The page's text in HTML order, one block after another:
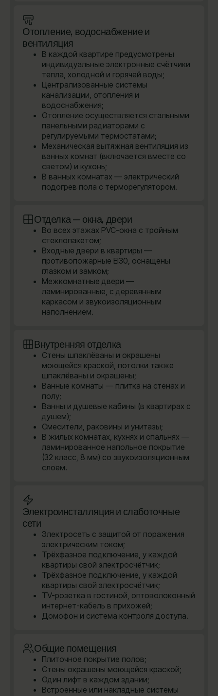
Отопление, водоснабжение и
вентиляция
В каждой квартире предусмотрены
индивидуальные электронные счётчики
тепла, холодной и горячей воды;
Централизованные системы
канализации, отопления и
водоснабжения;
Отопление осуществляется стальными
панельными радиаторами с
регулируемыми термостатами;
Механическая вытяжная вентиляция из
ванных комнат (включается вместе со
светом) и кухонь;
В ванных комнатах — электрический
подогрев пола с терморегулятором.
Отделка — окна, двери
Во всех этажах PVC-окна с тройным
стеклопакетом;
Входные двери в квартиры —
противопожарные EI30, оснащены
глазком и замком;
Межкомнатные двери —
ламинированные, с деревянным
каркасом и звукоизоляционным
наполнением.
Внутренняя отделка
Стены шпаклёваны и окрашены
моющейся краской, потолки также
шпаклёваны и окрашены;
Ванные комнаты — плитка на стенах и
полу;
Ванны и душевые кабины (в квартирах с
душем);
Смесители, раковины и унитазы;
В жилых комнатах, кухнях и спальнях —
ламинированное напольное покрытие
(32 класс, 8 мм) со звукоизоляционным
слоем.
Электроинсталляция и слаботочные
сети
Электросеть с защитой от поражения
электрическим током;
Трёхфазное подключение, у каждой
квартиры свой электросчётчик;
Трёхфазное подключение, у каждой
квартиры свой электросчётчик;
TV-розетка в гостиной, оптоволоконный
интернет-кабель в прихожей;
Домофон и система контроля доступа.
Общие помещения
Плиточное покрытие полов;
Стены окрашены моющейся краской;
Один лифт в каждом здании;
Встроенные или накладные системы